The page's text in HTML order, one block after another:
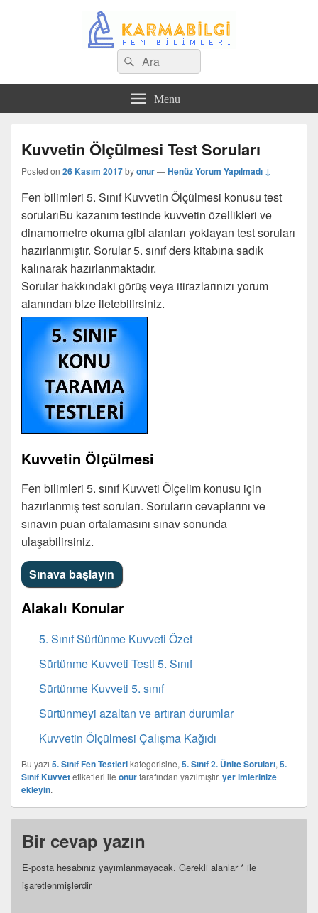
Search
for:
Ara
Menu
Kuvvetin Ölçülmesi Test Soruları
Posted on 26 Kasım 2017byonur—Henüz Yorum Yapılmadı ↓
Fen bilimleri 5. Sınıf Kuvvetin Ölçülmesi konusu test
sorularıBu kazanım testinde kuvvetin özellikleri ve
dinamometre okuma gibi alanları yoklayan test soruları
hazırlanmıştır. Sorular 5. sınıf ders kitabına sadık
kalınarak hazırlanmaktadır.
Sorular hakkındaki görüş veya itirazlarınızı yorum
alanından bize iletebilirsiniz.
Kuvvetin Ölçülmesi
Fen bilimleri 5. sınıf Kuvveti Ölçelim konusu için
hazırlanmış test soruları. Soruların cevaplarını ve
sınavın puan ortalamasını sınav sonunda
ulaşabilirsiniz.
Alakalı Konular
5. Sınıf Sürtünme Kuvveti Özet
Sürtünme Kuvveti Testi 5. Sınıf
Sürtünme Kuvveti 5. sınıf
Sürtünmeyi azaltan ve artıran durumlar
Kuvvetin Ölçülmesi Çalışma Kağıdı
Bu yazı 5. Sınıf Fen Testlerikategorisine, 5. Sınıf 2. Ünite Soruları, 5.
Sınıf Kuvvetetiketleri ile onurtarafından yazılmıştır. yer imlerinize
ekleyin.
Bir cevap yazın
E-posta hesabınız yayımlanmayacak. Gerekli alanlar* ile
işaretlenmişlerdir